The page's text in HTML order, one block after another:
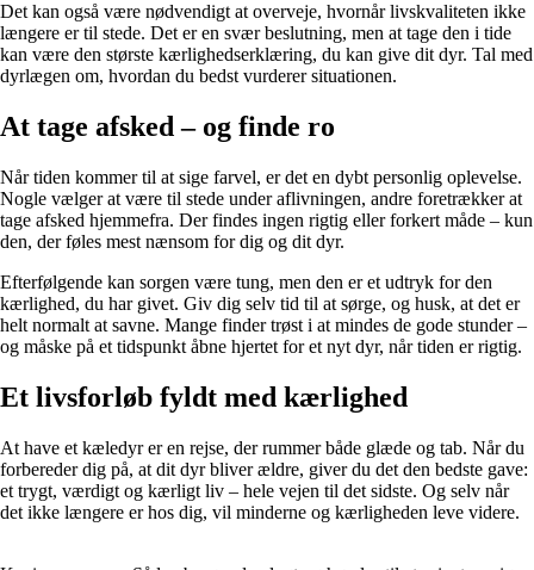
Det kan også være nødvendigt at overveje, hvornår livskvaliteten ikke
længere er til stede. Det er en svær beslutning, men at tage den i tide
kan være den største kærlighedserklæring, du kan give dit dyr. Tal med
dyrlægen om, hvordan du bedst vurderer situationen.
At tage afsked – og finde ro
Når tiden kommer til at sige farvel, er det en dybt personlig oplevelse.
Nogle vælger at være til stede under aflivningen, andre foretrækker at
tage afsked hjemmefra. Der findes ingen rigtig eller forkert måde – kun
den, der føles mest nænsom for dig og dit dyr.
Efterfølgende kan sorgen være tung, men den er et udtryk for den
kærlighed, du har givet. Giv dig selv tid til at sørge, og husk, at det er
helt normalt at savne. Mange finder trøst i at mindes de gode stunder –
og måske på et tidspunkt åbne hjertet for et nyt dyr, når tiden er rigtig.
Et livsforløb fyldt med kærlighed
At have et kæledyr er en rejse, der rummer både glæde og tab. Når du
forbereder dig på, at dit dyr bliver ældre, giver du det den bedste gave:
et trygt, værdigt og kærligt liv – hele vejen til det sidste. Og selv når
det ikke længere er hos dig, vil minderne og kærligheden leve videre.